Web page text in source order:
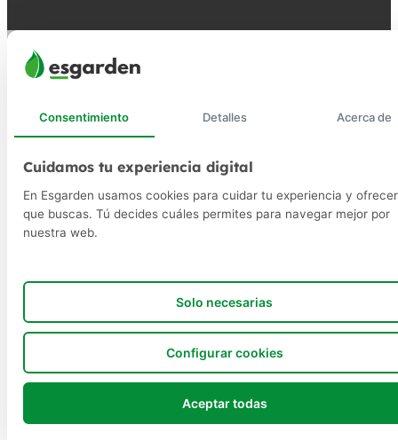
Consentimiento Detalles Acerca de
Cuidamos tu experiencia digital
En Esgarden usamos cookies para cuidar tu experiencia y
que buscas. Tú decides cuáles permites para navegar mejor por
nuestra web.
Solo necesarias
Configurar cookies
Aceptar todas